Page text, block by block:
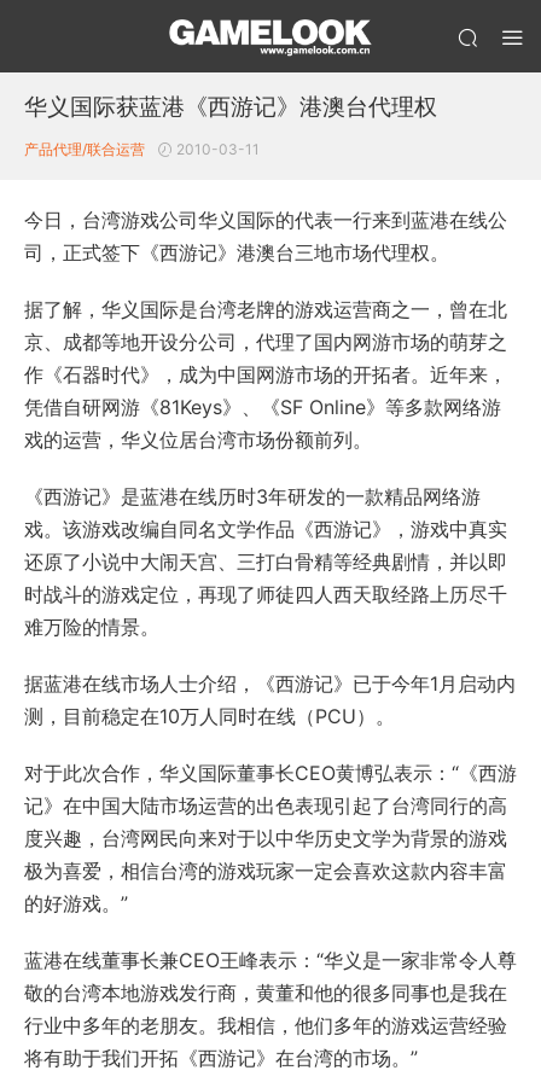
华义国际获蓝港《西游记》港澳台代理权
产品代理/联合运营 2010-03-11
今日，台湾游戏公司华义国际的代表一行来到蓝港在线公
司，正式签下《西游记》港澳台三地市场代理权。
据了解，华义国际是台湾老牌的游戏运营商之一，曾在北
京、成都等地开设分公司，代理了国内网游市场的萌芽之
作《石器时代》，成为中国网游市场的开拓者。近年来，
凭借自研网游《81Keys》、《SF Online》等多款网络游
戏的运营，华义位居台湾市场份额前列。
《西游记》是蓝港在线历时3年研发的一款精品网络游
戏。该游戏改编自同名文学作品《西游记》，游戏中真实
还原了小说中大闹天宫、三打白骨精等经典剧情，并以即
时战斗的游戏定位，再现了师徒四人西天取经路上历尽千
难万险的情景。
据蓝港在线市场人士介绍，《西游记》已于今年1月启动内
测，目前稳定在10万人同时在线（PCU）。
对于此次合作，华义国际董事长CEO黄博弘表示：“《西游
记》在中国大陆市场运营的出色表现引起了台湾同行的高
度兴趣，台湾网民向来对于以中华历史文学为背景的游戏
极为喜爱，相信台湾的游戏玩家一定会喜欢这款内容丰富
的好游戏。”
蓝港在线董事长兼CEO王峰表示：“华义是一家非常令人尊
敬的台湾本地游戏发行商，黄董和他的很多同事也是我在
行业中多年的老朋友。我相信，他们多年的游戏运营经验
将有助于我们开拓《西游记》在台湾的市场。”